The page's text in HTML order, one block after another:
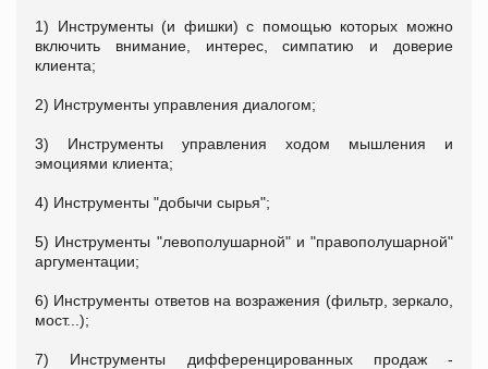
1) Инструменты (и фишки) с помощью которых можно
включить внимание, интерес, симпатию и доверие
клиента;
2) Инструменты управления диалогом;
3) Инструменты управления ходом мышления и
эмоциями клиента;
4) Инструменты "добычи сырья";
5) Инструменты "левополушарной" и "правополушарной"
аргументации;
6) Инструменты ответов на возражения (фильтр, зеркало,
мост...);
7) Инструменты дифференцированных продаж -